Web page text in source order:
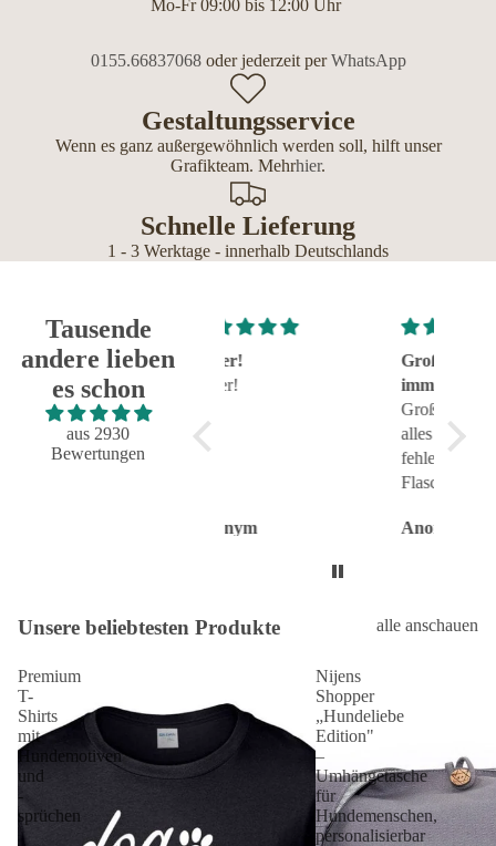
Mo-Fr 09:00 bis 12:00 Uhr
0155.66837068oder jederzeit perWhatsApp
Gestaltungsservice
Wenn es ganz außergewöhnlich werden soll, hilft unser
Grafikteam. Mehrhier.
Schnelle Lieferung
1 - 3 Werktage - innerhalb Deutschlands
Tausende
andere lieben
es schon
aus 2930
Bewertungen
Super!
Super!
Großartig - hat wie
immer alles reibungslos
und fehlerfrei geklappt
Großartig - hat wie immer
Anonym
Unsere beliebtesten Produkte alle anschauen
Premium
T-
Shirts
mit
Hundemotiven
und
-
sprüchen
Nijens
Shopper
„Hundeliebe
Edition"
–
Umhängetasche
für
Hundemenschen,
personalisierbar